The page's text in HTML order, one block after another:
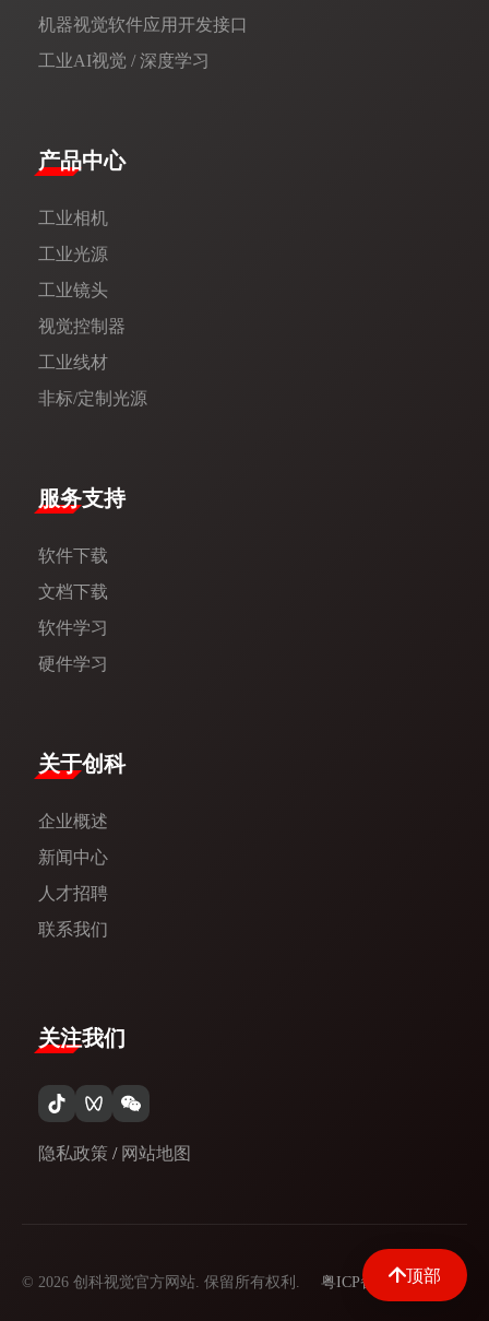
顶部
机器视觉软件应用开发接口
工业AI视觉 / 深度学习
产品中心
工业相机
工业光源
工业镜头
视觉控制器
工业线材
非标/定制光源
服务支持
软件下载
文档下载
软件学习
硬件学习
​关于创科​
企业概述
新闻中心​
人才招聘
联系我们
关注我们
隐私政策 / 网站地图
© 2026 创科视觉官方网站. 保留所有权利. 粤ICP备09097329号